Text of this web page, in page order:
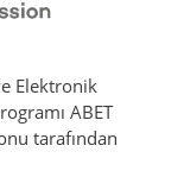
Elektronik
ABET
tarafından